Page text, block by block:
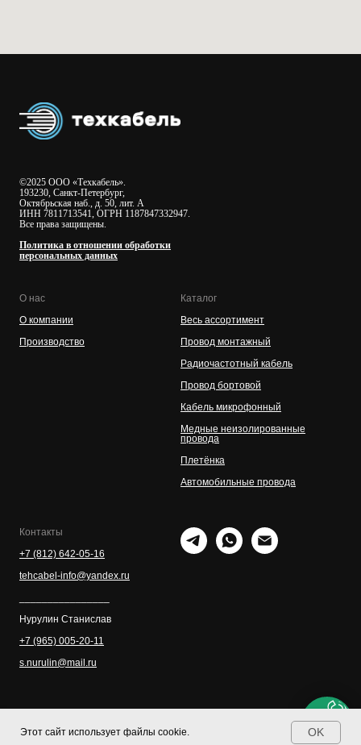
Этот сайт использует файлы cookie. OK
©2025 ООО «Техкабель».
193230, Санкт-Петербург,
Октябрьская наб., д. 50, лит. А
ИНН 7811713541, ОГРН 1187847332947.
Все права защищены.
Политика в отношении обработки
персональных данных
О нас
О компании
Производство
Каталог
Весь ассортимент
Провод монтажный
Радиочастотный кабель
Провод бортовой
Кабель микрофонный
Медные неизолированные
провода
Плетёнка
Автомобильные провода
Контакты
+7 (812) 642-05-16
tehcabel-info@yandex.ru
Нурулин Cтанислав
+7 (965) 005-20-11
s.nurulin@mail.ru